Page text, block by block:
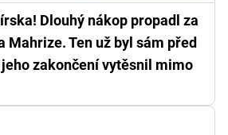
Dlouhý nákop propadl za
Mahrize. Ten už byl sám před
zakončení vytěsnil mimo